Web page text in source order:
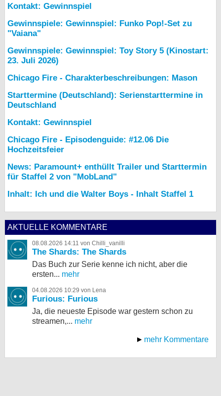
Kontakt: Gewinnspiel
Gewinnspiele: Gewinnspiel: Funko Pop!-Set zu
"Vaiana"
Gewinnspiele: Gewinnspiel: Toy Story 5 (Kinostart:
23. Juli 2026)
Chicago Fire - Charakterbeschreibungen: Mason
Starttermine (Deutschland): Serienstarttermine in
Deutschland
Kontakt: Gewinnspiel
Chicago Fire - Episodenguide: #12.06 Die
Hochzeitsfeier
News: Paramount+ enthüllt Trailer und Starttermin
für Staffel 2 von "MobLand"
Inhalt: Ich und die Walter Boys - Inhalt Staffel 1
AKTUELLE KOMMENTARE
08.08.2026 14:11 von Chilli_vanilli
The Shards: The Shards
Das Buch zur Serie kenne ich nicht, aber die
ersten... mehr
04.08.2026 10:29 von Lena
Furious: Furious
Ja, die neueste Episode war gestern schon zu
streamen,... mehr
mehr Kommentare